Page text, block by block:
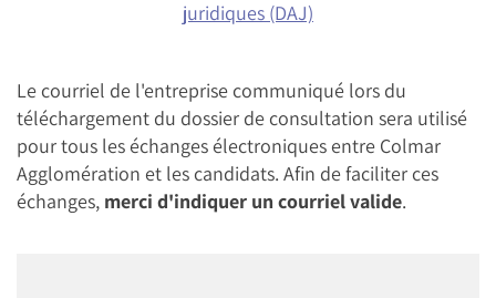
juridiques (DAJ)
Le courriel de l'entreprise communiqué lors du
téléchargement du dossier de consultation sera utilisé
pour tous les échanges électroniques entre Colmar
Agglomération et les candidats. Afin de faciliter ces
échanges, merci d'indiquer un courriel valide.